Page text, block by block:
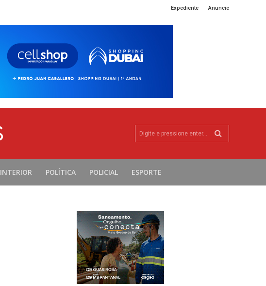
Expediente Anuncie
Digite e pressione enter...
INTERIOR POLÍTICA POLICIAL ESPORTE